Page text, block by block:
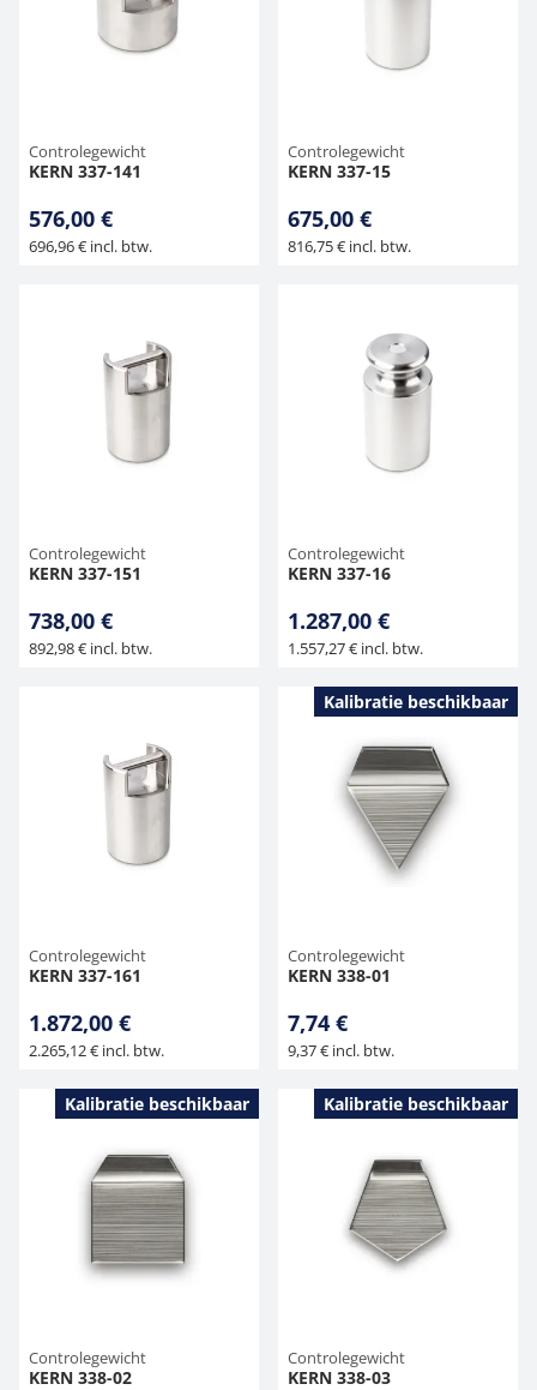
Controlegewicht
KERN 337-141
576,00 €
696,96 € incl. btw.
Controlegewicht
KERN 337-15
675,00 €
816,75 € incl. btw.
Controlegewicht
KERN 337-151
738,00 €
892,98 € incl. btw.
Controlegewicht
KERN 337-16
1.287,00 €
1.557,27 € incl. btw.
Controlegewicht
KERN 337-161
1.872,00 €
2.265,12 € incl. btw.
Kalibratie beschikbaar
Controlegewicht
KERN 338-01
7,74 €
9,37 € incl. btw.
Kalibratie beschikbaar
Controlegewicht
KERN 338-02
Kalibratie beschikbaar
Controlegewicht
KERN 338-03